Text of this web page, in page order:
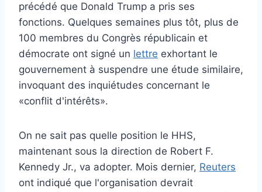
précédé que Donald Trump a pris ses
fonctions. Quelques semaines plus tôt, plus de
100 membres du Congrès républicain et
démocrate ont signé un lettre exhortant le
gouvernement à suspendre une étude similaire,
invoquant des inquiétudes concernant le
«conflit d'intérêts».
On ne sait pas quelle position le HHS,
maintenant sous la direction de Robert F.
Kennedy Jr., va adopter. Mois dernier, Reuters
ont indiqué que l'organisation devrait